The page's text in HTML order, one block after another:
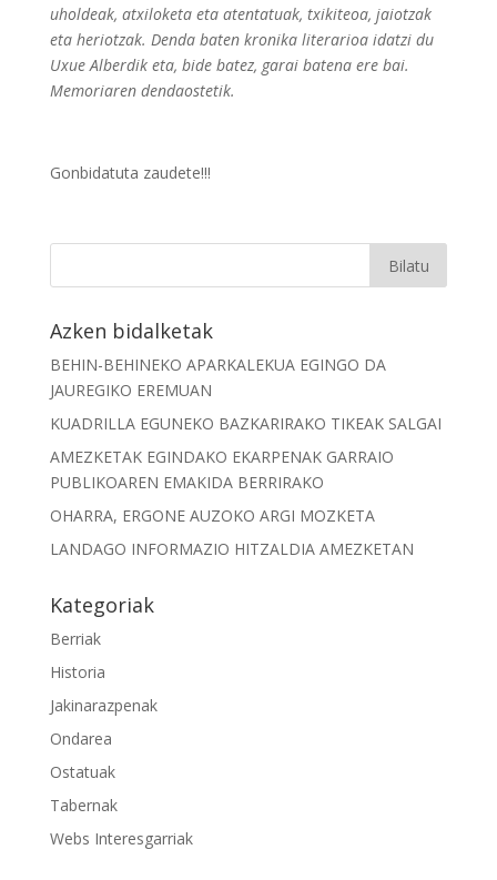
uholdeak, atxiloketa eta atentatuak, txikiteoa, jaiotzak
eta heriotzak. Denda baten kronika literarioa idatzi du
Uxue Alberdik eta, bide batez, garai batena ere bai.
Memoriaren dendaostetik.
Gonbidatuta zaudete!!!
Azken bidalketak
BEHIN-BEHINEKO APARKALEKUA EGINGO DA
JAUREGIKO EREMUAN
KUADRILLA EGUNEKO BAZKARIRAKO TIKEAK SALGAI
AMEZKETAK EGINDAKO EKARPENAK GARRAIO
PUBLIKOAREN EMAKIDA BERRIRAKO
OHARRA, ERGONE AUZOKO ARGI MOZKETA
LANDAGO INFORMAZIO HITZALDIA AMEZKETAN
Kategoriak
Berriak
Historia
Jakinarazpenak
Ondarea
Ostatuak
Tabernak
Webs Interesgarriak